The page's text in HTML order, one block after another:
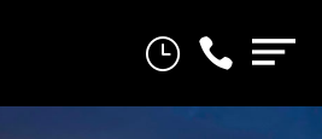

}